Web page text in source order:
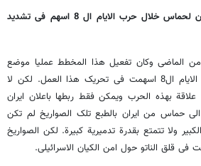
هل یمکن القول ان دعم ایران لحماس خلال حرب الایام ال 8 اسهم فی تشدید
من الماضی وکان تفعیل هذا المخطط عملیا موضع
نقاش ومن الممکن ان حرب الایام ال8 اسهمت فی تحریک هذا العمل. لکن لا
بهذه الحرب ویمکن فقط ربطها باعلان ایران
حماس من ایران بالطبع تلک الصواریخ لم تکن
ولا تتمتع بقدرة تدمیریة کبیرة. لکن الصواریخ
فی قلق الناتو حول امن الکیان الاسرائیلی.